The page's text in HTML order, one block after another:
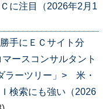
に注目（2026年2月1
手にＥＣサイト分
ースコンサルタント
ーツリー」> 米・
検索にも強い（2026